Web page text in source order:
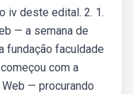
iv deste edital. 2. 1.
— a semana de
fundação faculdade
com a
— procurando